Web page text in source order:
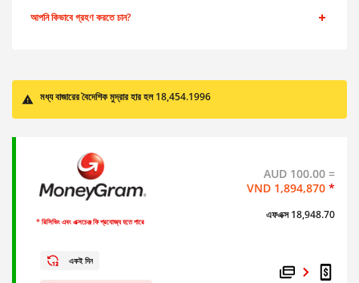
আপনি কিভাবে গ্রহণ করতে চান?
মধ্য বাজারের বৈদেশিক মুদ্রার হার হল 18,454.1996
* রিসিভিং এবং এক্সচেঞ্জ ফি প্রযোজ্য হতে পারে
AUD 100.00 =
VND 1,894,870 *
এফএক্স 18,948.70
একই দিন